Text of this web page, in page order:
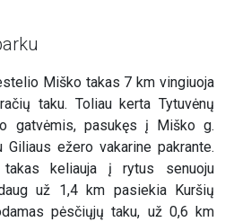
Miško takas 7 km vingiuoja
taku. Toliau kerta Tytuvėnų
gatvėmis, pasukęs į Miško g.
ežero vakarine pakrante.
takas keliauja į rytus senuoju
už 1,4 km pasiekia Kuršių
pėsčiųjų taku, už 0,6 km